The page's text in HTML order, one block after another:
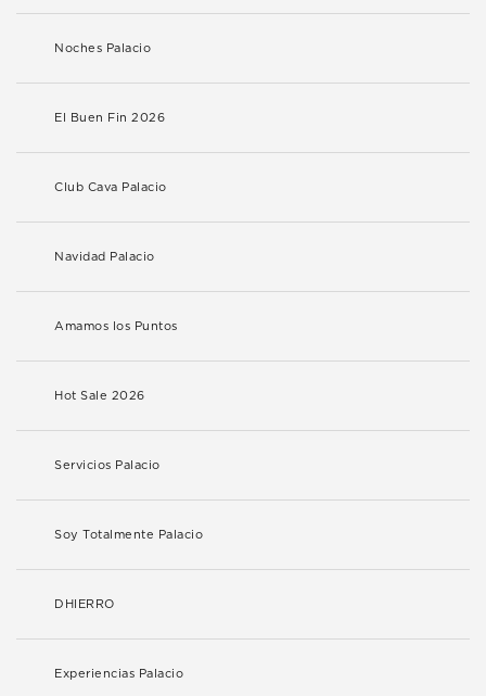
Noches Palacio
El Buen Fin 2026
Club Cava Palacio
Navidad Palacio
Amamos los Puntos
Hot Sale 2026
Servicios Palacio
Soy Totalmente Palacio
DHIERRO
Experiencias Palacio